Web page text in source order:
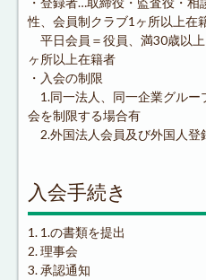
性、会員制クラブ1ヶ所以上在
平日会員＝役員、満30歳以
ヶ所以上在籍者
・入会の制限
1.同一法人、同一企業グルー
会を制限する場合有
2.外国法人会員及び外国人登
入会手続き
1. 1.の書類を提出
2. 理事会
3. 承認通知